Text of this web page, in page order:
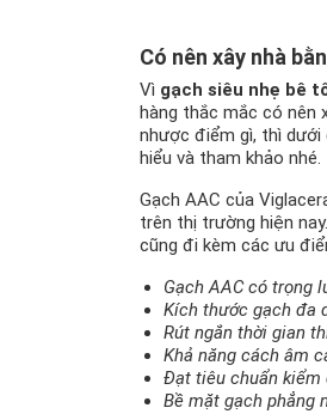
Có nên xây nhà
Vì gạch siêu nhẹ bê
hàng thắc mắc có nên
nhược điểm gì, thì dưới
hiểu và tham khảo nhé.
Gạch AAC của
trên thị trường hiện
cũng đi kèm các ưu
Gạch AAC có trọng
Kích thước gạch đa
Rút ngắn thời gian
Khả năng cách âm
Đạt tiêu chuẩn kiểm
Bề mặt gạch phẳng